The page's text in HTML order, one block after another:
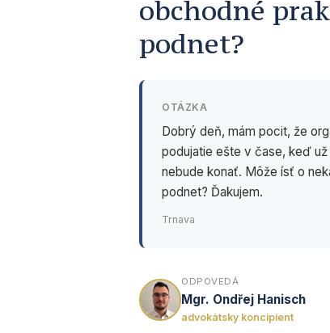
obchodné
podnet?
OTÁZKA
Dobrý deň, mám pocit, že
podujatie ešte v čase, keď
nebude konať. Môže ísť o
podnet? Ďakujem.
Trnava
ODPOVEDÁ
Mgr. Ondřej Hanisch
advokátsky koncipient